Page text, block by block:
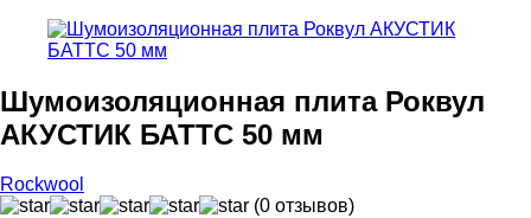
Шумоизоляционная плита Роквул
АКУСТИК БАТТС 50 мм
Rockwool
(0 отзывов)